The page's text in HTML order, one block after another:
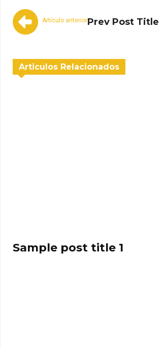
Artículo anteriorPrev Post Title
Articulos Relacionados
Sample post title 1